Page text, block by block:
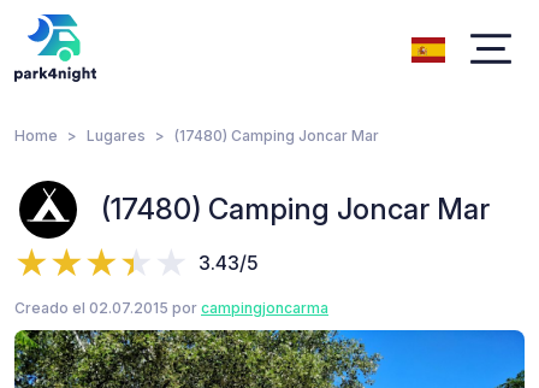
Home Lugares (17480) Camping Joncar Mar
(17480) Camping Joncar Mar
3.43/5
Creado el 02.07.2015 por campingjoncarma